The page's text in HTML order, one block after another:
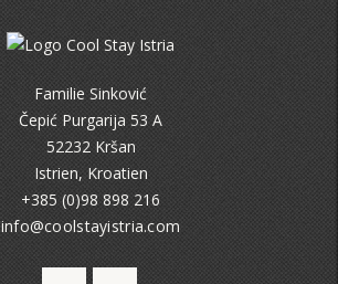
Familie Sinković
Čepić Purgarija 53 A
52232 Kršan
Istrien, Kroatien
+385 (0)98 898 216
info@coolstayistria.com